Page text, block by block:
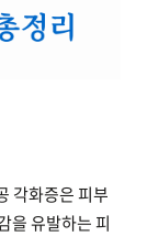
각화증은 피부
을 유발하는 피